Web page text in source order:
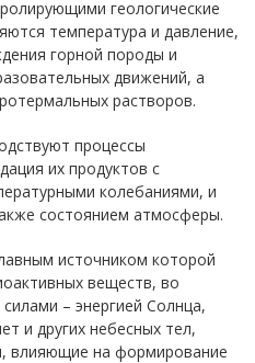
геологические
температура и давление,
горной породы и
движений, а
растворов.
процессы
их продуктов с
колебаниями, и
состоянием атмосферы.
источником которой
веществ, во
– энергией Солнца,
и других небесных тел,
влияющие на формирование